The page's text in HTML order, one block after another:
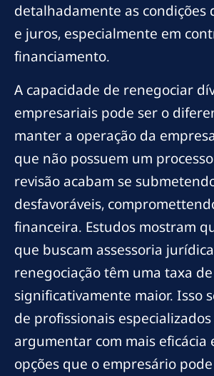
detalhadamente as condições
e juros, especialmente em
financiamento.
A capacidade de renegociar
empresariais pode ser o
manter a operação da
que não possuem um
revisão acabam se
desfavoráveis,
financeira. Estudos mostram
que buscam assessoria
renegociação têm uma taxa
significativamente maior. Isso
de profissionais
argumentar com mais eficácia
opções que o empresário